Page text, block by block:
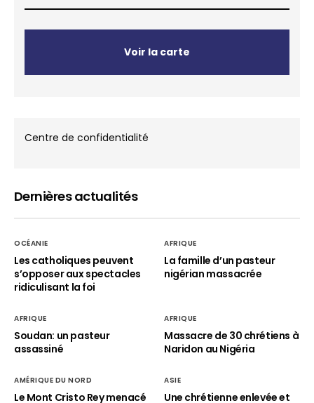
Voir la carte
Centre de confidentialité
Dernières actualités
OCÉANIE
Les catholiques peuvent
s’opposer aux spectacles
ridiculisant la foi
AFRIQUE
La famille d’un pasteur
nigérian massacrée
AFRIQUE
Soudan: un pasteur
assassiné
AFRIQUE
Massacre de 30 chrétiens à
Naridon au Nigéria
AMÉRIQUE DU NORD
Le Mont Cristo Rey menacé
ASIE
Une chrétienne enlevée et